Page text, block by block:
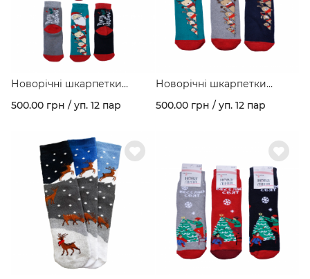
Новорічні шкарпетки
зимові махрові з малюнком
"Звірята" асорті кольорів в
500.00 грн / уп. 12 пар
Новорічні шкарпетки
зимові махрові з малюнком
"Звірята" асорті кольорів в
500.00 грн / уп. 12 пар